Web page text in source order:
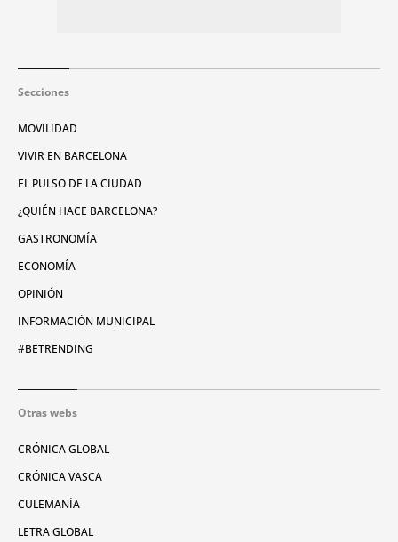
Secciones
MOVILIDAD
VIVIR EN BARCELONA
EL PULSO DE LA CIUDAD
¿QUIÉN HACE BARCELONA?
GASTRONOMÍA
ECONOMÍA
OPINIÓN
INFORMACIÓN MUNICIPAL
#BETRENDING
Otras webs
CRÓNICA GLOBAL
CRÓNICA VASCA
CULEMANÍA
LETRA GLOBAL